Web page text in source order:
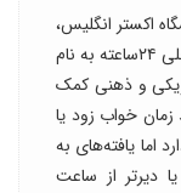
اکستر انگلیس،
در این باره می‌گوید: بدن دارای یک ساعت داخلی ۲۴ساعته به نام
و ذهنی کمک
خواب زود یا
اما یافته‌های به
دیرتر از ساعت